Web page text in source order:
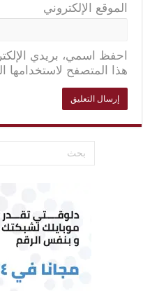
الموقع الإلكتروني
احفظ اسمي، بريدي
هذا المتصفح لاستخدامها